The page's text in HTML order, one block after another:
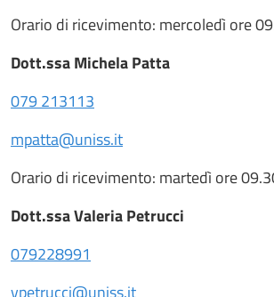
Orario di ricevimento: mercoledì ore
Dott.ssa Michela Patta
079 213113
mpatta@uniss.it
Orario di ricevimento: martedì ore
Dott.ssa Valeria Petrucci
079228991